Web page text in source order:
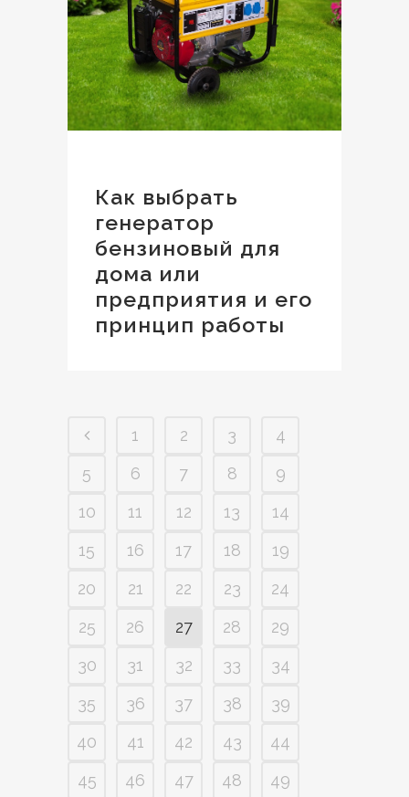
Как выбрать
генератор
бензиновый для
дома или
предприятия и его
принцип работы
1 2 3
4
5
6 7 8
9
10
11 12 13
14
15
16 17 18
19
20
21 22 23
24
25
26 27 28
29
30
31 32 33
34
35
36 37 38
39
40
41 42 43
44
45
46 47 48
49